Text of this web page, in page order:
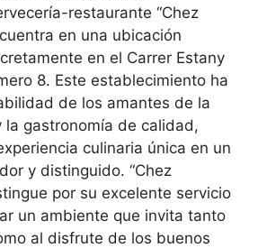
restaurante “Chez
en una ubicación
en el Carrer Estany
8. Este establecimiento ha
de los amantes de la
la gastronomía de calidad,
culinaria única en un
y distinguido. “Chez
por su excelente servicio
un ambiente que invita tanto
al disfrute de los buenos